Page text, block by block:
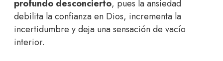
profundo desconcierto, pues la ansiedad
debilita la confianza en Dios, incrementa la
incertidumbre y deja una sensación de vacío
interior.